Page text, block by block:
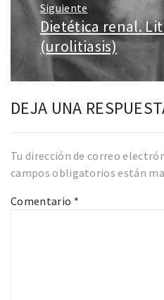
Siguiente
Entrada
siguiente:
Dietética renal.
(urolitiasis)
DEJA UNA
Tu dirección de correo
campos obligatorios están
Comentario *